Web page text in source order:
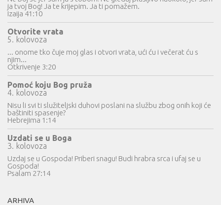
ja tvoj Bog! Ja te krijepim. Ja ti pomažem.
Izaija 41:10
Otvorite vrata
5. kolovoza
... onome tko čuje moj glas i otvori vrata, ući ću i večerat ću s
njim...
Otkrivenje 3:20
Pomoć koju Bog pruža
4. kolovoza
Nisu li svi ti služiteljski duhovi poslani na službu zbog onih koji će
baštiniti spasenje?
Hebrejima 1:14
Uzdati se u Boga
3. kolovoza
Uzdaj se u Gospoda! Priberi snagu! Budi hrabra srca i ufaj se u
Gospoda!
Psalam 27:14
ARHIVA